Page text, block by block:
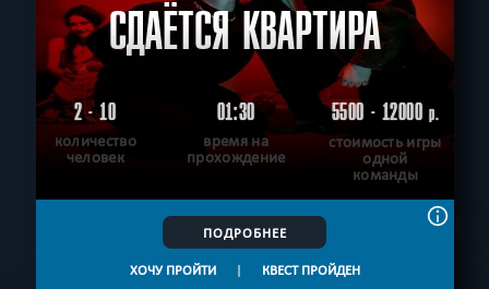
СДАЁТСЯ КВАРТИРА
2 - 10
количество
человек
01:30
время на
прохождение
5500 - 12000р.
стоимость игры
одной
команды
ПОДРОБНЕЕ
ХОЧУ ПРОЙТИ | КВЕСТ ПРОЙДЕН